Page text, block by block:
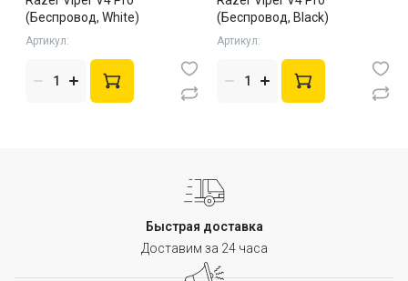
(Беспровод, White)
Артикул:
(Беспровод, Black)
Артикул:
Быстрая доставка
Доставим за 24 часа